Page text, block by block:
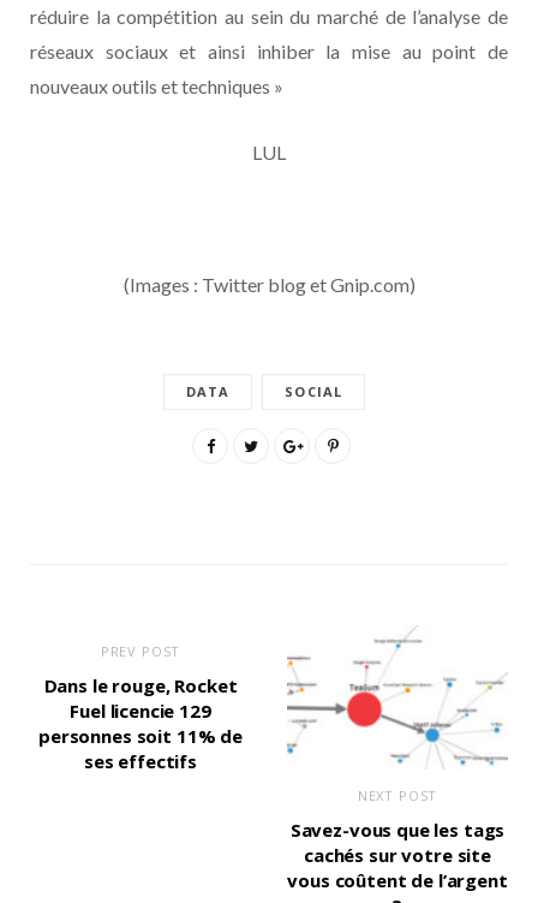
réduire la compétition au sein du marché de l’analyse de
réseaux sociaux et ainsi inhiber la mise au point de
nouveaux outils et techniques »
LUL
(Images : Twitter blog et Gnip.com)
DATA SOCIAL
PREV POST
Dans le rouge, Rocket
Fuel licencie 129
personnes soit 11% de
ses effectifs
NEXT POST
Savez-vous que les tags
cachés sur votre site
vous coûtent de l’argent